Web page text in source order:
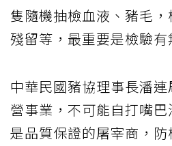
隻隨機抽檢血液、豬毛
殘留等，最重要是檢驗有
中華民國豬協理事長潘
營事業，不可能自打嘴
是品質保證的屠宰商，